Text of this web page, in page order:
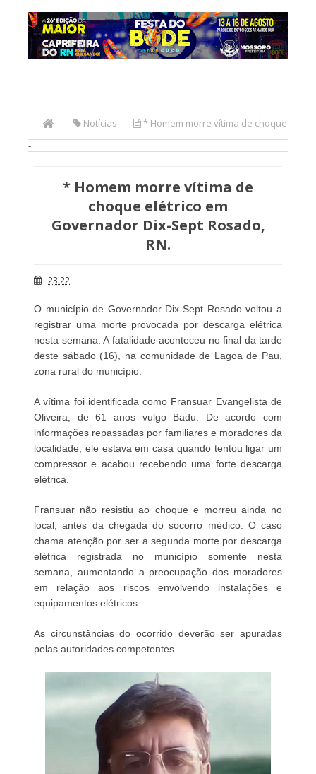
Notícias * Homem morre vítima de choque
elétrico em Governador Dix-Sept Rosado, RN.
-
* Homem morre vítima de
choque elétrico em
Governador Dix-Sept Rosado,
RN.
23:22
O município de Governador Dix-Sept Rosado voltou a
registrar uma morte provocada por descarga elétrica
nesta semana. A fatalidade aconteceu no final da tarde
deste sábado (16), na comunidade de Lagoa de Pau,
zona rural do município.
A vítima foi identificada como Fransuar Evangelista de
Oliveira, de 61 anos vulgo Badu. De acordo com
informações repassadas por familiares e moradores da
localidade, ele estava em casa quando tentou ligar um
compressor e acabou recebendo uma forte descarga
elétrica.
Fransuar não resistiu ao choque e morreu ainda no
local, antes da chegada do socorro médico. O caso
chama atenção por ser a segunda morte por descarga
elétrica registrada no município somente nesta
semana, aumentando a preocupação dos moradores
em relação aos riscos envolvendo instalações e
equipamentos elétricos.
As circunstâncias do ocorrido deverão ser apuradas
pelas autoridades competentes.